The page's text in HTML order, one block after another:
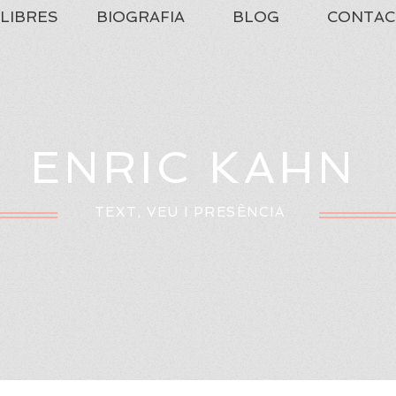
BIOGRAFIA BLOG
ENRIC KAHN
TEXT, VEU I PRESÈNCIA